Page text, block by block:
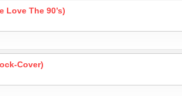
Love The 90’s)
Cover)